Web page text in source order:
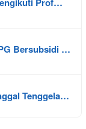
Bersubsidi …
Tenggela…